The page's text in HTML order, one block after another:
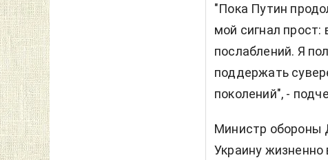
"Пока Путин
мой сигнал
послаблений. Я
поддержать
поколений", -
Министр обороны
Украину